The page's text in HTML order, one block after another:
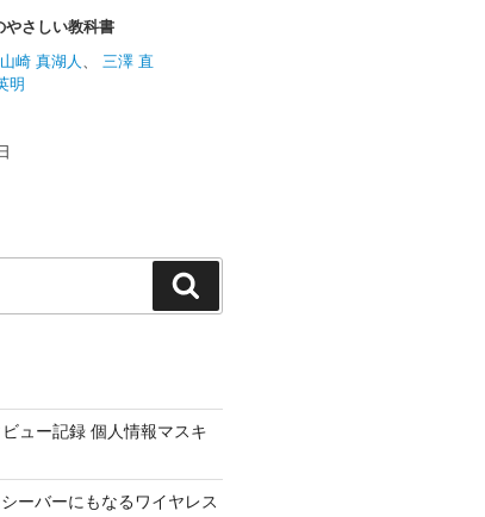
索
ュー記録 個人情報マスキ
ーバーにもなるワイヤレス